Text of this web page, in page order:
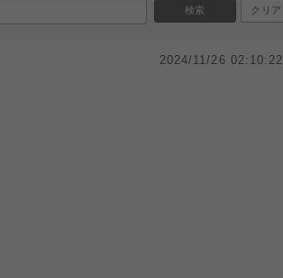
検索 クリア
2024/11/26 02:10:22